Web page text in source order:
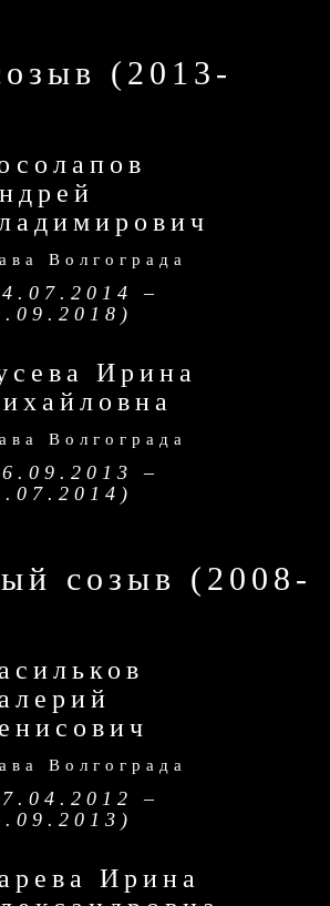
(2013-
Волгограда
–
Ирина
Волгограда
–
созыв (2008-
Волгограда
–
Ирина